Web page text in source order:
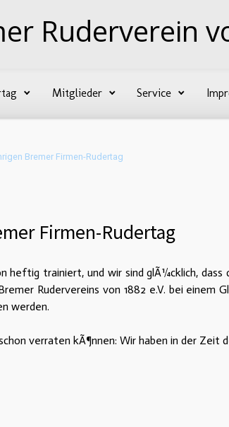
Ruderverein
Mitglieder Service
Bremer Firmen-Rudertag
Firmen-Rudertag
heftig trainiert, und wir sind glÃ¼cklich,
Rudervereins von 1882 e.V. bei
werden.
verraten kÃ¶nnen: Wir haben in der Zeit